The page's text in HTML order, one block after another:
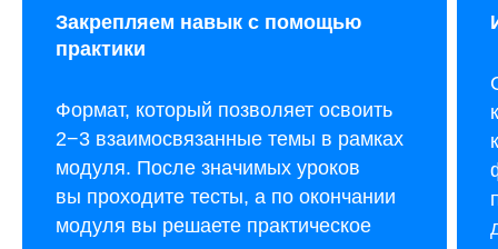
Закрепляем навык с помощью
практики
Формат, который позволяет освоить
2−3 взаимосвязанные темы в рамках
модуля. После значимых уроков
вы проходите тесты, а по окончании
модуля вы решаете практическое